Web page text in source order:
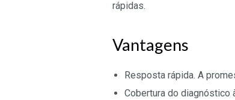
rápidas.
Vantagens
Resposta rápida. A
Cobertura do diagnóstico